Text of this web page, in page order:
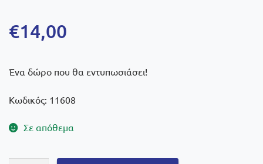
€14,00
Ένα δώρο που θα εντυπωσιάσει!
Κωδικός: 11608
Σε απόθεμα